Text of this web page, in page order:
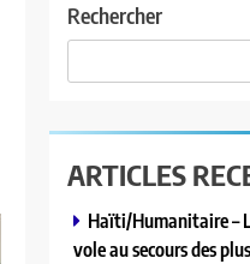
Rechercher
ARTICLES
Haïti/Humanitaire –
vole au secours des